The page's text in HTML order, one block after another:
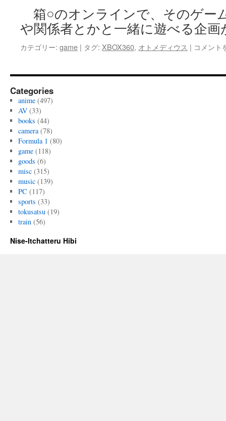
G
の
coop
で
は
箱○のオンラインで、そのゲー
や関係者とかと一緒に遊べる企
カテゴリー: game | タグ: XBOX360, オトメディウス | Xbox
ー
コメント
Categories
anime(497)
AV(33)
books (44)
camera(78)
Formula 1 (80)
game(118)
goods (6)
misc(315)
music(139)
PC (117)
sports (33)
tokusatsu(19)
train(56)
Nise-Itchatteru Hibi